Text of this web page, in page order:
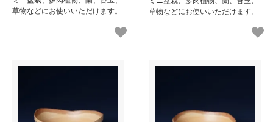
草物などにお使いいただけます。
草物などにお使いいただけます。